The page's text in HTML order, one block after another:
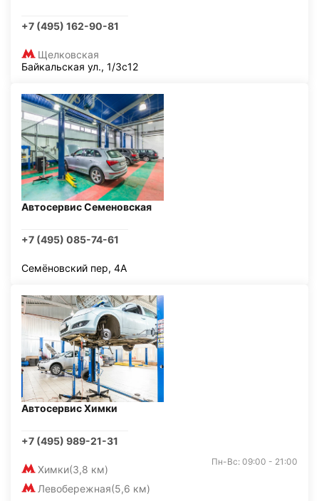
+7 (495) 162-90-81
Щелковская
Байкальская ул., 1/3с12
Автосервис Семеновская
+7 (495) 085-74-61
Семёновский пер, 4А
Автосервис Химки
+7 (495) 989-21-31
Химки(3,8 км)
Левобережная(5,6 км)
Пн-Вс: 09:00 - 21:00